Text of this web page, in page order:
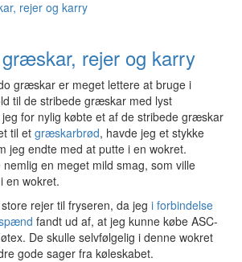
rejer og karry
græskar er meget lettere at bruge i
til de stribede græskar med lyst
for nylig købte et af de stribede græskar
til et græskarbrød, havde jeg et stykke
jeg endte med at putte i en wokret.
en meget mild smag, som ville
en wokret.
rejer til fryseren, da jeg i forbindelse
fandt ud af, at jeg kunne købe ASC-
De skulle selvfølgelig i denne wokret
gode sager fra køleskabet.